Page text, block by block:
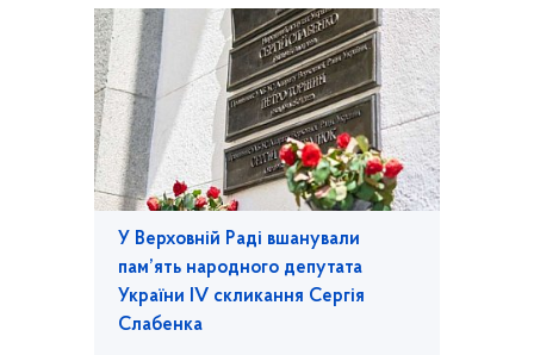
У Верховній Раді вшанували
пам’ять народного депутата
України IV скликання Сергія
Слабенка